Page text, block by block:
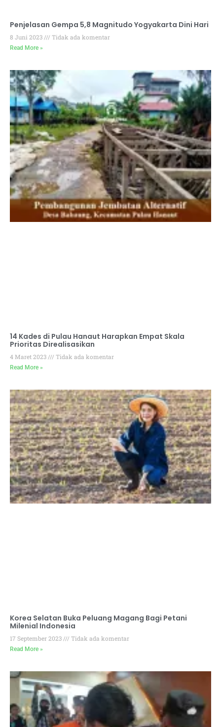
Penjelasan Gempa 5,8 Magnitudo Yogyakarta Dini Hari
8 Juni 2023 Tidak ada komentar
Read More »
14 Kades di Pulau Hanaut Harapkan Empat Skala
Prioritas Direalisasikan
4 Maret 2023 Tidak ada komentar
Read More »
Korea Selatan Buka Peluang Magang Bagi Petani
Milenial Indonesia
17 September 2023 Tidak ada komentar
Read More »